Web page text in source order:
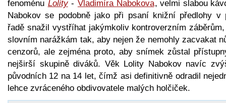
fenoménu Lolity- Vladimíra Nabokova, velmi slabou
Nabokov se podobně jako při psaní knižní předlohy v
řadě snažil vystříhat jakýmkoliv kontroverzním
slovním narážkám tak, aby nejen že nemohly zacvakat
cenzorů, ale zejména proto, aby snímek zůstal
nejširší skupině diváků. Věk Lolity Nabokov navíc
původních 12 na 14 let, čímž asi definitivně odradil
lehce zvráceného obdivovatele malých holčiček.